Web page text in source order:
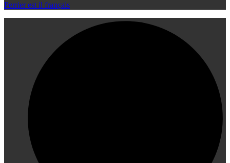
Perrier est il français